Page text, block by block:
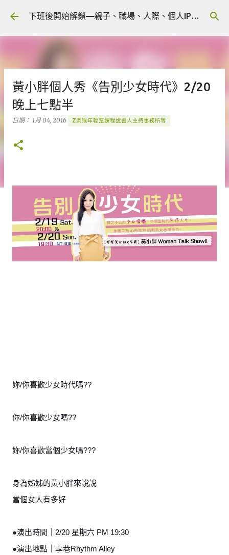
跳到主要內容 下班後開始解鎖—親子、職場、人際、個人IP 🎧 Podcast
黃小胖個人秀《告別少女時代》2/20
晚上七點半
日期： 1月 04, 2016 Z樂猴年輕幫課程說書人主持事務所等
妳/你喜歡少女時代嗎??
你/你喜歡少女嗎??
妳/你喜歡當個少女嗎???
身為姊姊的黃小胖來說說
當個女人有多好
●演出時間｜2/20 星期六 PM 19:30
●演出地點｜享巷Rhythm Alley